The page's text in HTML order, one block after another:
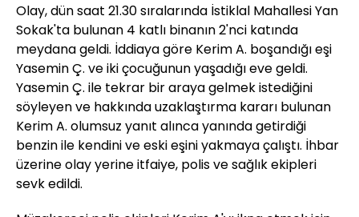
Olay, dün saat 21.30 sıralarında İstiklal Mahallesi Yan
Sokak'ta bulunan 4 katlı binanın 2'nci katında
meydana geldi. İddiaya göre Kerim A. boşandığı eşi
Yasemin Ç. ve iki çocuğunun yaşadığı eve geldi.
Yasemin Ç. ile tekrar bir araya gelmek istediğini
söyleyen ve hakkında uzaklaştırma kararı bulunan
Kerim A. olumsuz yanıt alınca yanında getirdiği
benzin ile kendini ve eski eşini yakmaya çalıştı. İhbar
üzerine olay yerine itfaiye, polis ve sağlık ekipleri
sevk edildi.